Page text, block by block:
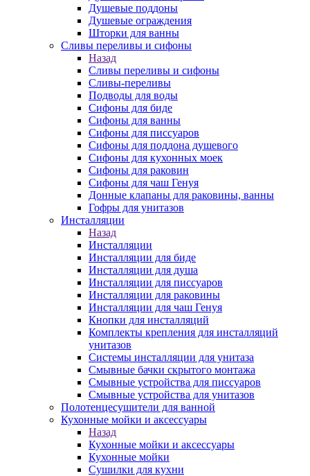
Душевые поддоны
Душевые ограждения
Шторки для ванны
Сливы переливы и сифоны
Назад
Сливы переливы и сифоны
Сливы-переливы
Подводы для воды
Сифоны для биде
Сифоны для ванны
Сифоны для писсуаров
Сифоны для поддона душевого
Сифоны для кухонных моек
Сифоны для раковин
Сифоны для чаш Генуя
Донные клапаны для раковины, ванны
Гофры для унитазов
Инсталляции
Назад
Инсталляции
Инсталляции для биде
Инсталляции для душа
Инсталляции для писсуаров
Инсталляции для раковины
Инсталляции для чаш Генуя
Кнопки для инсталляций
Комплекты крепления для инсталляций
унитазов
Системы инсталляции для унитаза
Смывные бачки скрытого монтажа
Смывные устройства для писсуаров
Смывные устройства для унитазов
Полотенцесушители для ванной
Кухонные мойки и аксессуары
Назад
Кухонные мойки и аксессуары
Кухонные мойки
Сушилки для кухни